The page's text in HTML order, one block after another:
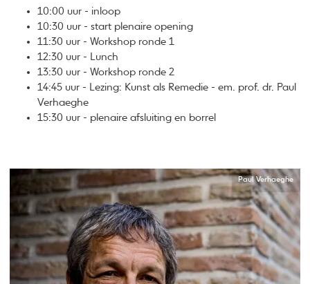
1 0:00 uur - inloop
10:30 uur - start plenaire opening
11:30 uur - Workshop ronde 1
12:30 uur - Lunch
13:30 uur - Workshop ronde 2
14:45 uur - Lezing: Kunst als Remedie - em. prof. dr. Paul
Verhaeghe
15:30 uur - plenaire afsluiting en borrel
Paul Verhaeghe